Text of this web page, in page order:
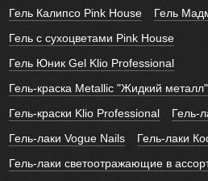
Гель Калипсо Pink House
Гель
Гель с сухоцветами Pink House
Гель Юник Gel Klio Professional
Гель-краска Metallic "Жидкий металл"
Гель-краски Klio Professional
Гель-
Гель-лаки Vogue Nails
Гель-лаки
Гель-лаки светоотражающие в